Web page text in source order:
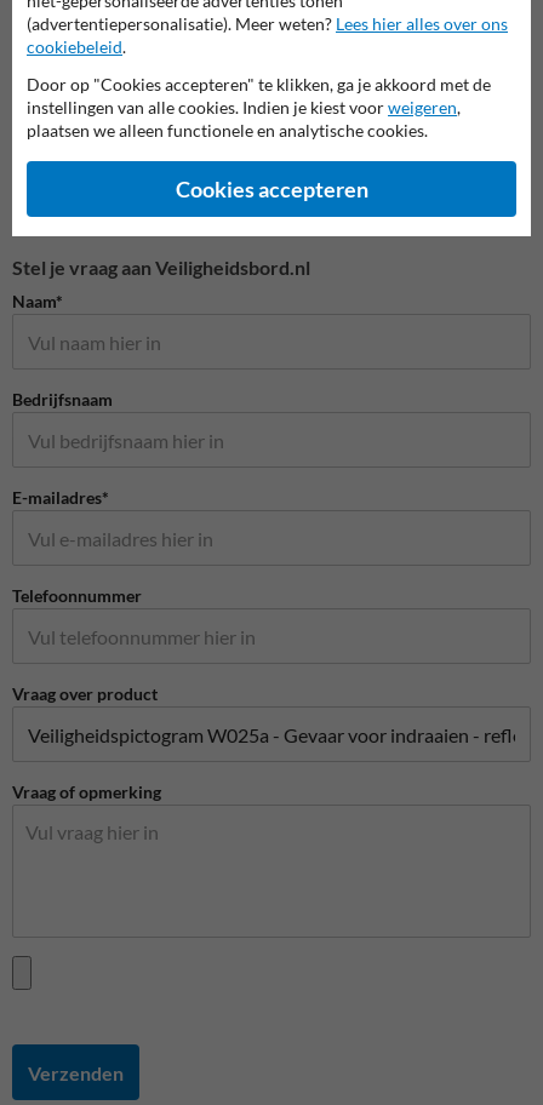
Waarschuwingsborden
Stel je vraag aan Veiligheidsbord.nl
Naam*
Bedrijfsnaam
E-mailadres*
Telefoonnummer
Vraag over product
Vraag of opmerking
Verzenden
(advertentiepersonalisatie). Meer weten? Lees hier alles over ons
cookiebeleid.
Door op "Cookies accepteren" te klikken, ga je akkoord met de
instellingen van alle cookies. Indien je kiest voorweigeren,
plaatsen we alleen functionele en analytische cookies.
Cookies accepteren